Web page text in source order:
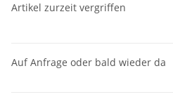
Artikel zurzeit vergriffen
Auf Anfrage oder bald wieder da